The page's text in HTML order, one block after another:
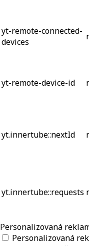
yt-remote-connected-
devices
yt-remote-device-id
yt.innertube::nextId
yt.innertube::requests
Personalizovaná
Personalizovaná